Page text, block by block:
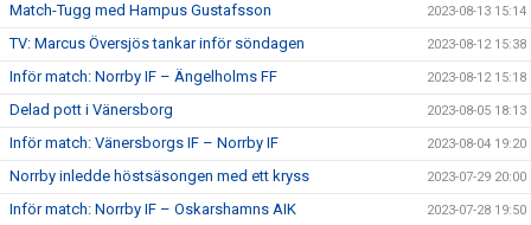
Match-Tugg med Hampus Gustafsson 2023-08-13 15:14
TV: Marcus Översjös tankar inför söndagen 2023-08-12 15:38
Inför match: Norrby IF – Ängelholms FF 2023-08-12 15:18
Delad pott i Vänersborg 2023-08-05 18:13
Inför match: Vänersborgs IF – Norrby IF 2023-08-04 19:20
Norrby inledde höstsäsongen med ett kryss 2023-07-29 20:00
Inför match: Norrby IF – Oskarshamns AIK 2023-07-28 19:50